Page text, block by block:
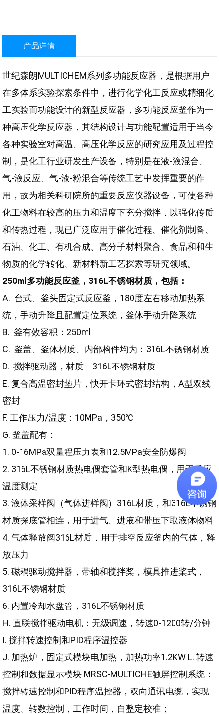
产品详情
世纪森朗MULTICHEM系列多功能反应器，是根据用户
在多体系实验探索条件中，进行化学化工反应或精细化
工实验而功能设计的新型反应器，多功能反应釜作为一
种高压化学反应器，其结构设计与功能配置适用于当今
各种实验室对高温、高压化学反应的研究应用及过程控
制，是化工行业研发生产设备，特别是在液-液混合、
气-液反应、气-液-粉混合等传统工艺中发挥重要的作
用，故为相关科研院所的重要反应仪器设备，可使各种
化工物料在较高的压力和温度下充分搅拌，以强化传质
和传热过程，现已广泛应用于催化过程、催化剂制备、
石油、化工、有机合成、高分子材料聚合、食品和和生
物质的化学转化、新材料新工艺探索等研究领域。
250ml多功能反应釜，316L不锈钢材质，包括：
A. 台式、釜头固定式反应釜，180度左右移动加热系
统，手动升降且配置定位系统，釜体手动升降系统
B. 釜有效容积：250ml
C. 釜盖、釜体材质、内部构件均为：316L不锈钢材质
D. 搅拌驱动器，材质：316L不锈钢材质
E. 复合高温密封垫片，快开卡环式密封结构，A型双线
密封
F. 工作压力/温度：10MPa，350℃
G. 釜盖配有：
1. 0-16MPa双量程压力表和12.5MPa安全防爆阀
2. 316L不锈钢材质热电偶套管和K型热电偶，用于反应
温度测定
3. 液体采样阀（气体进样阀）316L材质，和316L不锈钢
材质探底管相连，用于进气、进液和带压下取液体物料
4. 气体释放阀316L材质，用于排空反应釜内的气体，释
放压力
5. 磁耦驱动搅拌器，带轴和搅拌桨，模具推进桨式，
316L不锈钢材质
6. 内置冷却水盘管，316L不锈钢材质
H. 直联搅拌驱动电机：无级调速，转速0-1200转/分钟
I. 搅拌转速控制和PID程序温控器
J. 加热炉，固定式模块电加热，加热功率1.2KW L. 转速
控制和数据显示模块 MRSC-MULTICHE触屏控制系统：
搅拌转速控制和PID程序温控器，双向通讯电缆，实现
温度、转数控制，工作时间，自整定校准；